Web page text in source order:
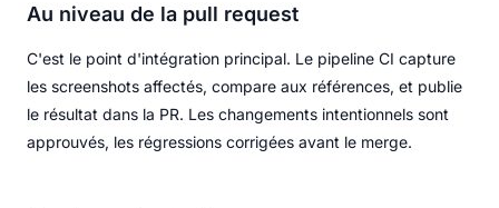
Au niveau de la pull request
C'est le point d'intégration principal. Le pipeline CI capture
les screenshots affectés, compare aux références, et publie
le résultat dans la PR. Les changements intentionnels sont
approuvés, les régressions corrigées avant le merge.